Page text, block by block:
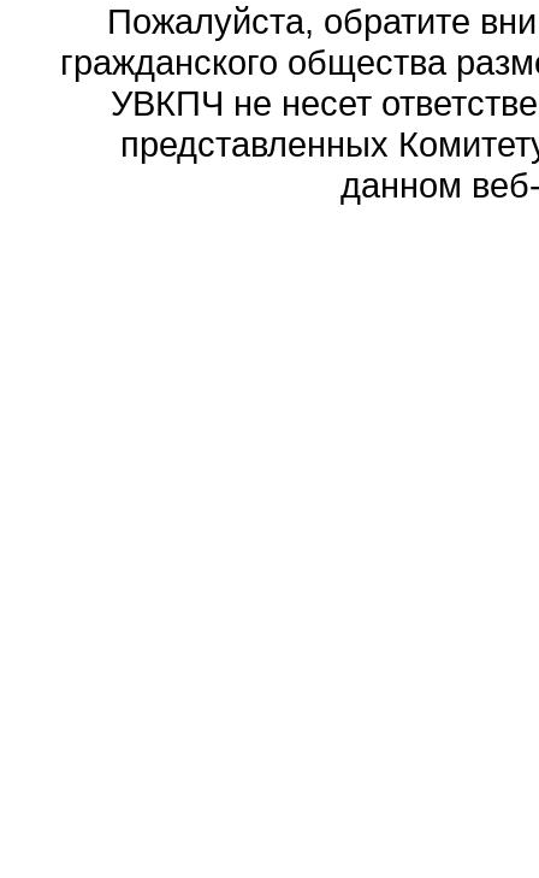
Пожалуйста, обратите
гражданского общества
УВКПЧ не несет
представленных
данном